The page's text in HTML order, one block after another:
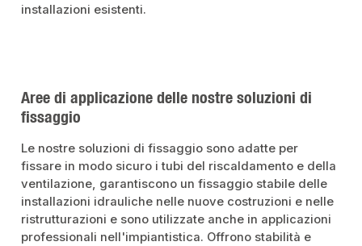
installazioni esistenti.
Aree di applicazione delle nostre soluzioni di
fissaggio
Le nostre soluzioni di fissaggio sono adatte per
fissare in modo sicuro i tubi del riscaldamento e della
ventilazione, garantiscono un fissaggio stabile delle
installazioni idrauliche nelle nuove costruzioni e nelle
ristrutturazioni e sono utilizzate anche in applicazioni
professionali nell'impiantistica. Offrono stabilità e